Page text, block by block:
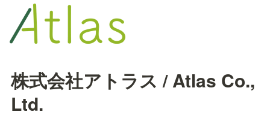
株式会社アトラス / Atlas Co.,
Ltd.